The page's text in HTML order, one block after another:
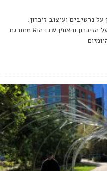
נרטיבים ועיצוב זיכרון.
והאופן שבו הוא מתורגם